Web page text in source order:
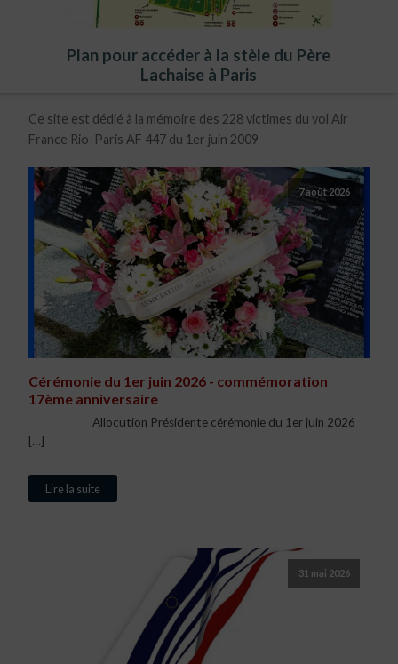
Ce site est dédié à la mémoire des 228 victimes du vol Air
France Rio-Paris AF 447 du 1er juin 2009
7 août 2026
Cérémonie du 1er juin 2026 - commémoration
17ème anniversaire
Allocution Présidente cérémonie du 1er juin 2026
[…]
Lire la suite
31 mai 2026
Plan pour accéder à la stèle du Père
Lachaise à Paris